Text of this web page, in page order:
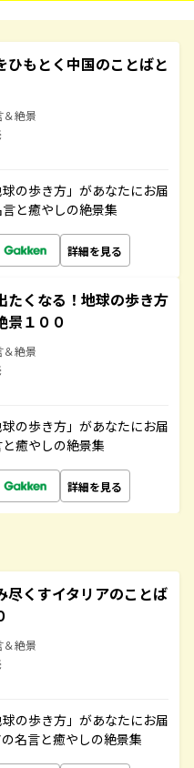
ひもとく中国のことばと
＆絶景
の歩き方」があなたにお届
と癒やしの絶景集
詳細を見る
たくなる！地球の歩き方
景１００
＆絶景
の歩き方」があなたにお届
癒やしの絶景集
詳細を見る
尽くすイタリアのことば
＆絶景
の歩き方」があなたにお届
名言と癒やしの絶景集